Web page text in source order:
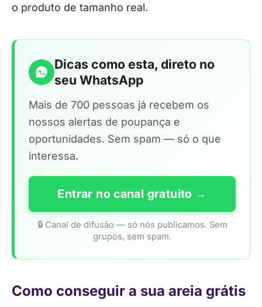
o produto de tamanho real.
Dicas como esta, direto no
seu WhatsApp
Mais de 700 pessoas já recebem os
nossos alertas de poupança e
oportunidades. Sem spam — só o que
interessa.
Entrar no canal gratuito →
🔒 Canal de difusão — só nós publicamos. Sem
grupos, sem spam.
Como conseguir a sua areia grátis